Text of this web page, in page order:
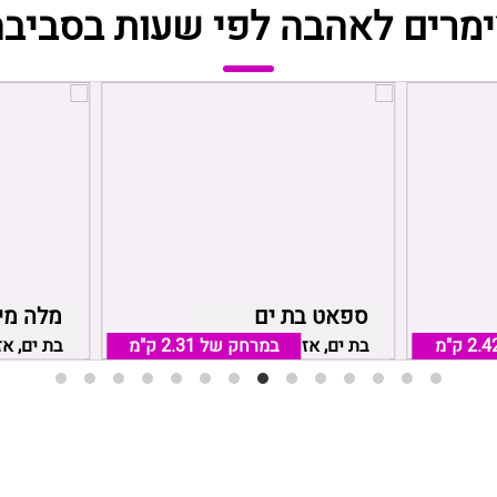
לאהבה לפי שעות
מלה
בת ים,
ספאט בת ים
בת ים, אזור בת ים חולון
במרחק של 2.31 ק"מ ק"מ